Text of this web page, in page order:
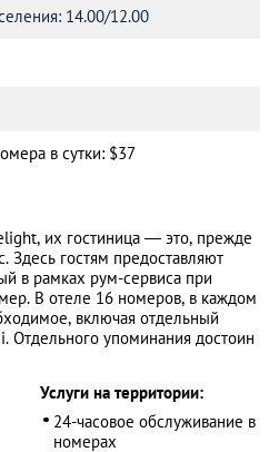
14.00/12.00
в сутки: $37
их гостиница — это, прежде
Здесь гостям предоставляют
в рамках рум-сервиса при
В отеле 16 номеров, в каждом
включая отдельный
Отдельного упоминания достоин
Услуги на территории:
24-часовое обслуживание в
номерах